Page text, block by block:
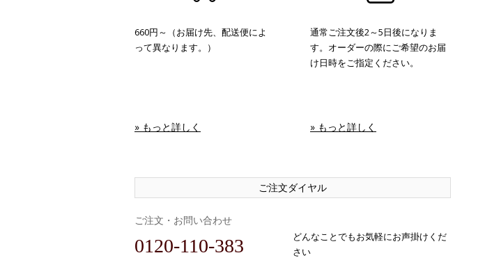
660円～（お届け先、配送便によ
って異なります。）
» もっと詳しく
通常ご注文後2～5日後になりま
す。オーダーの際にご希望のお届
け日時をご指定ください。
» もっと詳しく
ご注文ダイヤル
ご注文・お問い合わせ
0120-110-383
どんなことでもお気軽にお声掛けくだ
さい